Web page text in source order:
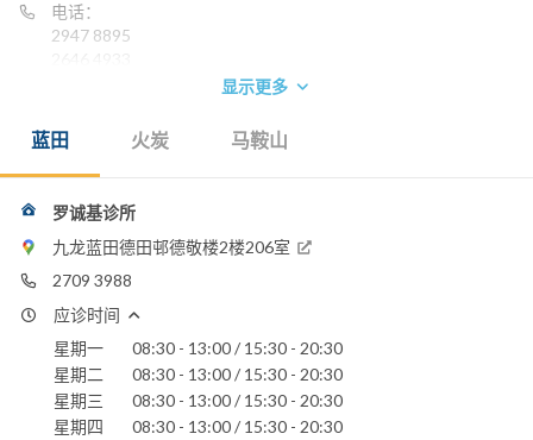
电话：
2947 8895
显示更多
蓝田 火炭 马鞍山
罗诚基诊所
九龙蓝田德田邨德敬楼2楼206室
2709 3988
应诊时间
星期一
08:30 - 13:00 / 15:30 - 20:30
星期二
08:30 - 13:00 / 15:30 - 20:30
星期三
08:30 - 13:00 / 15:30 - 20:30
星期四
08:30 - 13:00 / 15:30 - 20:30